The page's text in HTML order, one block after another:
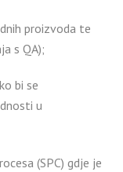
proizvoda te
s QA);
bi se
u
(SPC) gdje je